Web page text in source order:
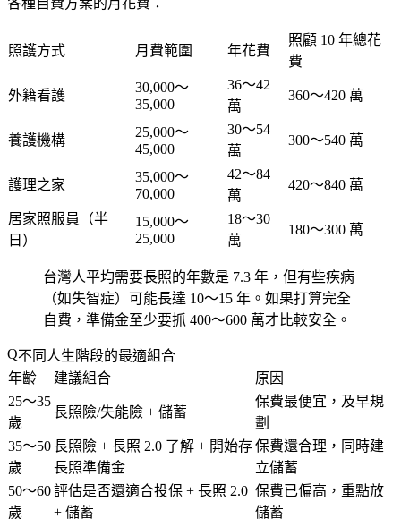
各種自費方案的月花費：
照護方式 月費範圍 年花費
照顧 10 年總花
費
外籍看護
30,000～
35,000
36～42
萬
360～420 萬
養護機構
25,000～
45,000
30～54
萬
300～540 萬
護理之家
35,000～
70,000
42～84
萬
420～840 萬
居家照服員（半
日）
15,000～
25,000
18～30
萬
180～300 萬
台灣人平均需要長照的年數是 7.3 年，但有些疾病
（如失智症）可能長達 10～15 年。如果打算完全
自費，準備金至少要抓 400～600 萬才比較安全。
不同人生階段的最適組合
年齡
建議組合
原因
25～35
歲
長照險/失能險 + 儲蓄
保費最便宜，及早規
劃
35～50
歲
長照險 + 長照 2.0 了解 + 開始存
長照準備金
保費還合理，同時建
立儲蓄
50～60
歲
評估是否還適合投保 + 長照 2.0
+ 儲蓄
保費已偏高，重點放
儲蓄